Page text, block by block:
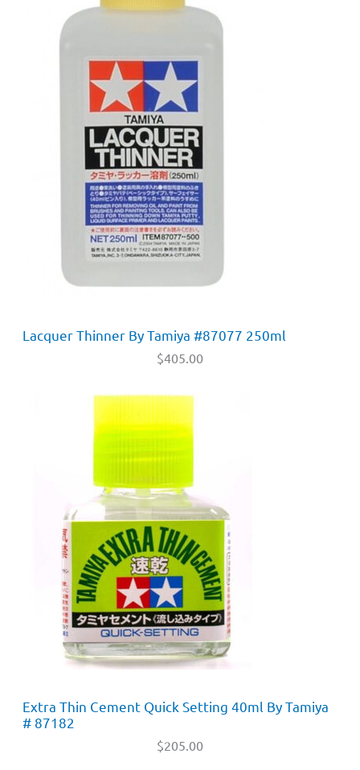
Lacquer Thinner By Tamiya #87077 250ml
$405.00
Extra Thin Cement Quick Setting 40ml By Tamiya
# 87182
$205.00